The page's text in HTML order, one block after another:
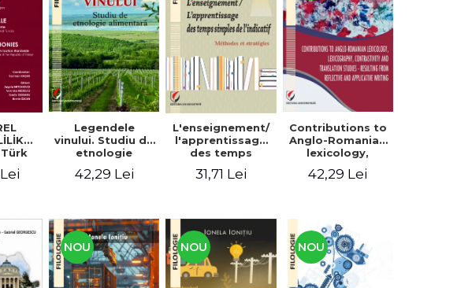
European
context
și
în
Legendele
vinului. Studiu de
etnologie
42,29 Lei
L'enseignement/
l'apprentissage
des temps
l'indicatif.
31,71 Lei
Contributions to
Anglo-Romanian
lexicology,
contrastivity and
reflective and
applicative
writing
42,29 Lei
NOU NOU NOU